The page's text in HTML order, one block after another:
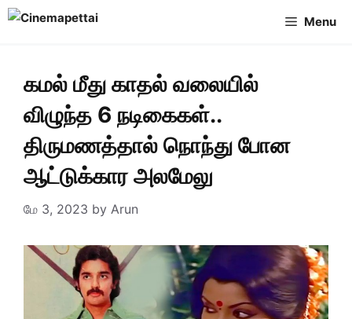
Skip
Menu
கமல் மீது காதல் வலையில்
விழுந்த 6 நடிகைகள்..
திருமணத்தால் நொந்து போன
ஆட்டுக்கார அலமேலு
மே 3, 2023 by Arun